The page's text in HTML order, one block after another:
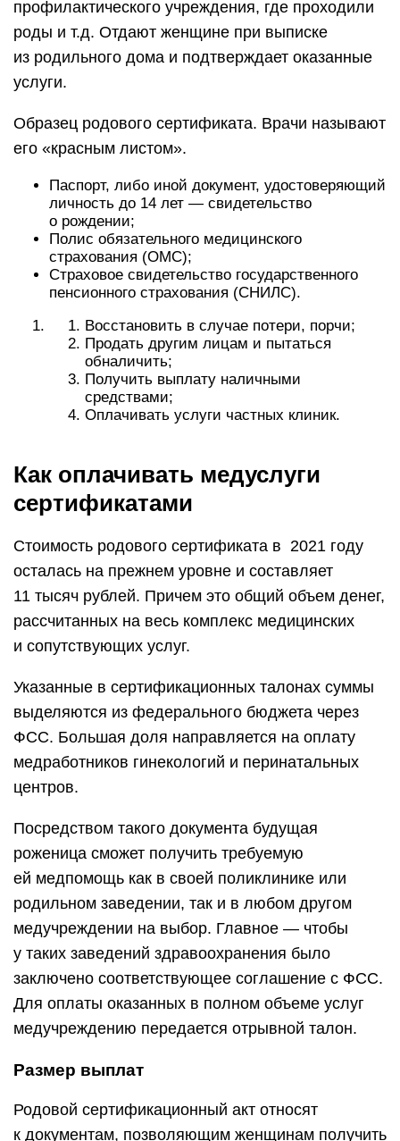
профилактического учреждения, где проходили
роды и т.д. Отдают женщине при выписке
из родильного дома и подтверждает оказанные
услуги.
Образец родового сертификата. Врачи называют
его «красным листом».
Паспорт, либо иной документ, удостоверяющий
личность до 14 лет — свидетельство
о рождении;
Полис обязательного медицинского
страхования (ОМС);
Страховое свидетельство государственного
пенсионного страхования (СНИЛС).
Восстановить в случае потери, порчи;
Продать другим лицам и пытаться
обналичить;
Получить выплату наличными
средствами;
Оплачивать услуги частных клиник.
Как оплачивать медуслуги
сертификатами
Стоимость родового сертификата в 2021 году
осталась на прежнем уровне и составляет
11 тысяч рублей. Причем это общий объем денег,
рассчитанных на весь комплекс медицинских
и сопутствующих услуг.
Указанные в сертификационных талонах суммы
выделяются из федерального бюджета через
ФСС. Большая доля направляется на оплату
медработников гинекологий и перинатальных
центров.
Посредством такого документа будущая
роженица сможет получить требуемую
ей медпомощь как в своей поликлинике или
родильном заведении, так и в любом другом
медучреждении на выбор. Главное — чтобы
у таких заведений здравоохранения было
заключено соответствующее соглашение с ФСС.
Для оплаты оказанных в полном объеме услуг
медучреждению передается отрывной талон.
Размер выплат
Родовой сертификационный акт относят
к документам, позволяющим женщинам получить